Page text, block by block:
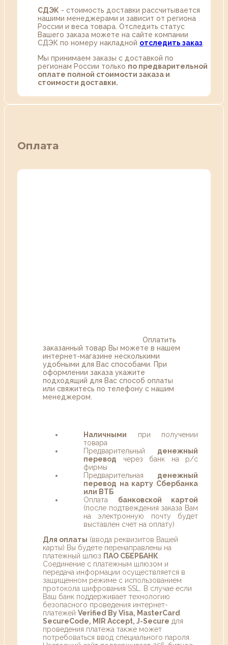
СДЭК - стоимость доставки рассчитывается
нашими менеджерами и зависит от региона
России и веса товара. Отследить статус
Вашего заказа можете на сайте компании
СДЭК по номеру накладной отследить заказ
Мы принимаем заказы с доставкой по
регионам России только по предварительной
оплате полной стоимости заказа и
стоимости доставки.
Оплата
Оплатить
заказанный товар Вы можете в нашем
интернет-магазине несколькими
удобными для Вас способами. При
оформлении заказа укажите
подходящий для Вас способ оплаты
или свяжитесь по телефону с нашим
менеджером.
Наличными при получении
товара
Предварительный денежный
перевод через банк на р/с
фирмы
Предварительная денежный
перевод на карту Сбербанка
или ВТБ
Оплата банковской картой
(после подтвеждения заказа Вам
на электронную почту будет
выставлен счет на оплату)
Для оплаты (ввода реквизитов Вашей
карты) Вы будете перенаправлены на
платежный шлюз ПАО СБЕРБАНК
Соединение с платежным шлюзом и
передача информации осуществляется в
защищенном режиме с использованием
протокола шифрования SSL. В случае если
Ваш банк поддерживает технологию
безопасного проведения интернет-
платежей Verified By Visa, MasterCard
SecureCode, MIR Accept, J-Secure для
проведения платежа также может
потребоваться ввод специального пароля.